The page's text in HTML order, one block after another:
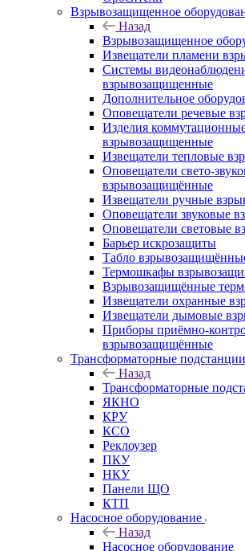
Взрывозащищенное
Назад
Взрывозащищенное
Извещатели пламени
Системы
взрывозащищенные
Дополнительное
Оповещатели речевые
Изделия
взрывозащищенные
Извещатели тепловые
Оповещатели свето-
взрывозащищённые
Извещатели ручные
Оповещатели звуковые
Оповещатели световые
Барьер искрозащиты
Табло
Термошкафы
Взрывозащищённые
Извещатели охранные
Извещатели дымовые
Приборы приёмно-
взрывозащищённые
Трансформаторные подстанции
Назад
Трансформаторные
ЯКНО
КРУ
КСО
Реклоузер
ПКУ
НКУ
Панели ЩО
КТП
Насосное оборудование
Назад
Насосное оборудование